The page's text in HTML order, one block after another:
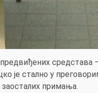
средстава
је стално у
примања.